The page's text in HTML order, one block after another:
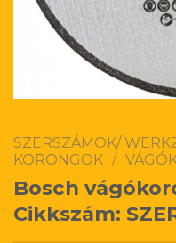
SZERSZÁMOK/
KORONGOK /
Bosch
Cikkszám: